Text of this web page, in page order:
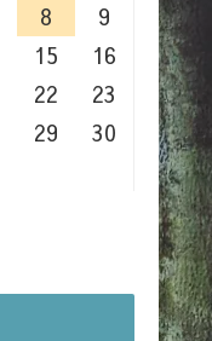
8
9
15
16
22
23
29
30